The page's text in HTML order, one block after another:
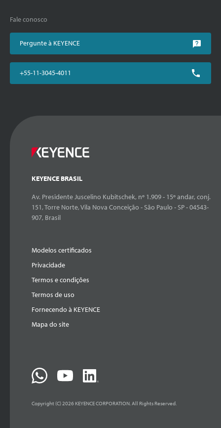
Fale conosco
Pergunte à KEYENCE
+55-11-3045-4011
KEYENCE BRASIL
Av. Presidente Juscelino Kubitschek, nº 1.909 - 15º andar, conj.
151, Torre Norte, Vila Nova Conceição - São Paulo - SP - 04543-
907, Brasil
Modelos certificados
Privacidade
Termos e condições
Termos de uso
Fornecendo à KEYENCE
Mapa do site
Copyright (C) 2026 KEYENCE CORPORATION. All Rights Reserved.